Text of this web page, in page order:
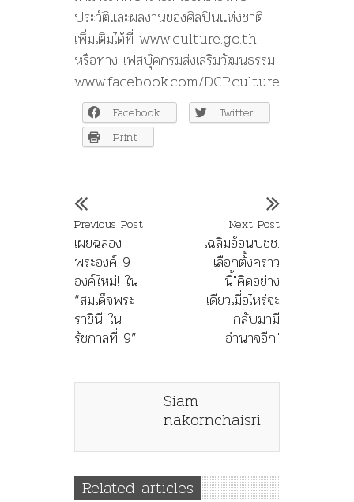
ประวัติและผลงานของศิลปินแห่งชาติ
เพิ่มเติมได้ที่ www.culture.go.th
หรือทาง เฟสบุ๊คกรมส่งเสริมวัฒนธรรม
www.facebook.com/DCP.culture
Facebook
Twitter
Print
Previous Post
เผยฉลอง
พระองค์ 9
องค์ใหม่! ใน
“สมเด็จพระ
ราชินี ใน
รัชกาลที่ 9”
Next Post
เฉลิมอ้อนปชช.
เลือกตั้งคราว
นี้"คิดอย่าง
เดียวเมื่อไหร่จะ
กลับมามี
อำนาจอีก"
Siam
nakornchaisri
Related articles